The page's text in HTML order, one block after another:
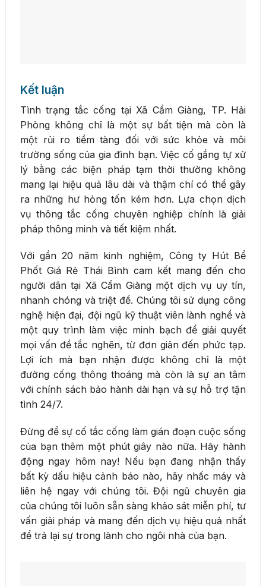
Kết luận
Tình trạng tắc cống tại Xã Cẩm Giàng, TP. Hải
Phòng không chỉ là một sự bất tiện mà còn là
một rủi ro tiềm tàng đối với sức khỏe và môi
trường sống của gia đình bạn. Việc cố gắng tự xử
lý bằng các biện pháp tạm thời thường không
mang lại hiệu quả lâu dài và thậm chí có thể gây
ra những hư hỏng tốn kém hơn. Lựa chọn dịch
vụ thông tắc cống chuyên nghiệp chính là giải
pháp thông minh và tiết kiệm nhất.
Với gần 20 năm kinh nghiệm, Công ty Hút Bể
Phốt Giá Rẻ Thái Bình cam kết mang đến cho
người dân tại Xã Cẩm Giàng một dịch vụ uy tín,
nhanh chóng và triệt để. Chúng tôi sử dụng công
nghệ hiện đại, đội ngũ kỹ thuật viên lành nghề và
một quy trình làm việc minh bạch để giải quyết
mọi vấn đề tắc nghẽn, từ đơn giản đến phức tạp.
Lợi ích mà bạn nhận được không chỉ là một
đường cống thông thoáng mà còn là sự an tâm
với chính sách bảo hành dài hạn và sự hỗ trợ tận
tình 24/7.
Đừng để sự cố tắc cống làm gián đoạn cuộc sống
của bạn thêm một phút giây nào nữa. Hãy hành
động ngay hôm nay! Nếu bạn đang nhận thấy
bất kỳ dấu hiệu cảnh báo nào, hãy nhấc máy và
liên hệ ngay với chúng tôi. Đội ngũ chuyên gia
của chúng tôi luôn sẵn sàng khảo sát miễn phí, tư
vấn giải pháp và mang đến dịch vụ hiệu quả nhất
để trả lại sự trong lành cho ngôi nhà của bạn.